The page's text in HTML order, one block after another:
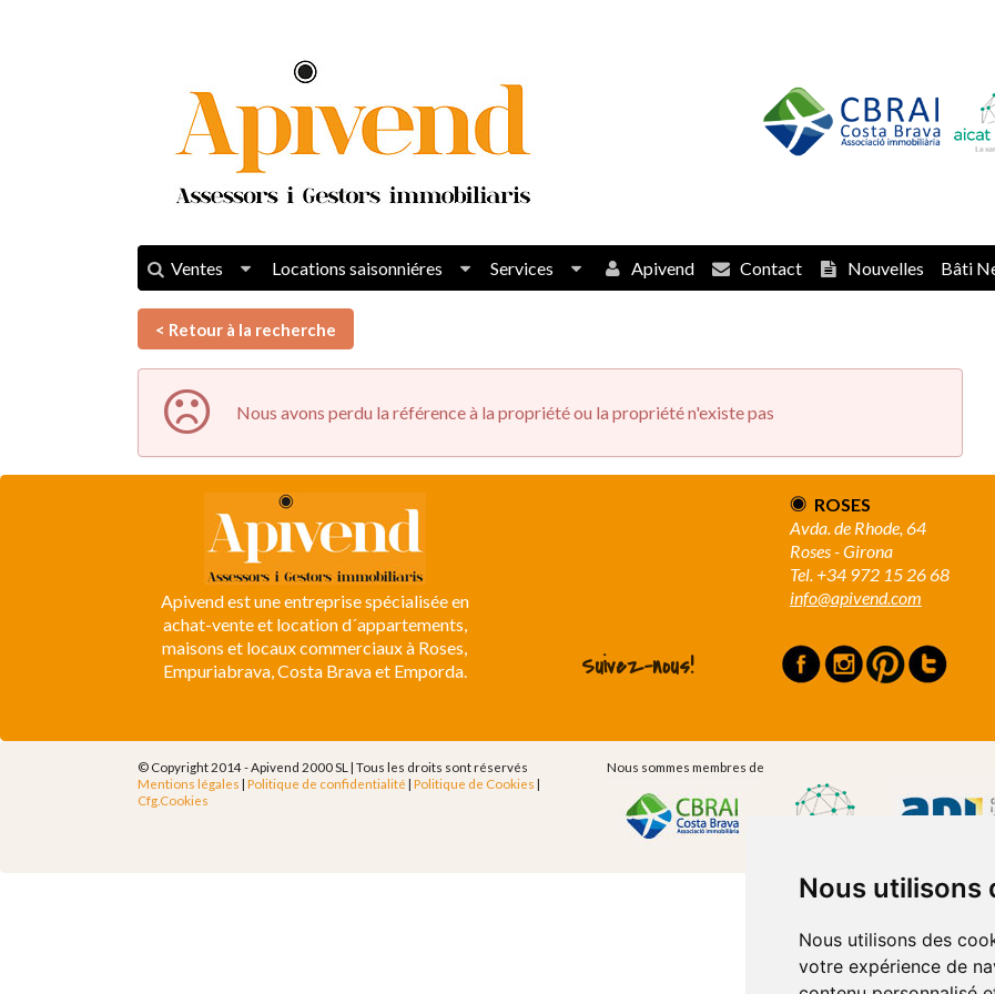
Nous utilisons
Nous utilisons des
votre expérience de
Ventes Locations saisonniéres Services Apivend Contact Nouvelles Bâti
< Retour à la recherche
Nous avons perdu la référence à la propriété ou la propriété n'existe pas
Apivend est une entreprise spécialisée en
achat-vente et location d´appartements,
maisons et locaux commerciaux à Roses,
Empuriabrava, Costa Brava et Emporda.
ROSES
Avda. de Rhode, 64
Roses - Girona
Tel. +34 972 15 26 68
info@apivend.com
Suivez-nous!
© Copyright 2014 - Apivend 2000 SL | Tous les droits sont réservés
Mentions légales | Politique de confidentialité | Politique de Cookies |
Cfg.Cookies
Nous sommes membres de